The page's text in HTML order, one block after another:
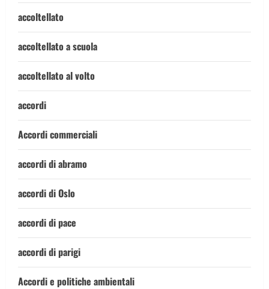
accoltellato
accoltellato a scuola
accoltellato al volto
accordi
Accordi commerciali
accordi di abramo
accordi di Oslo
accordi di pace
accordi di parigi
Accordi e politiche ambientali